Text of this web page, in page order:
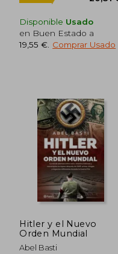
Rápido
Disponible Usado
en Buen Estado a
19,55 € Comprar Usado
Hitler y el Nuevo
Orden Mundial
Abel Basti